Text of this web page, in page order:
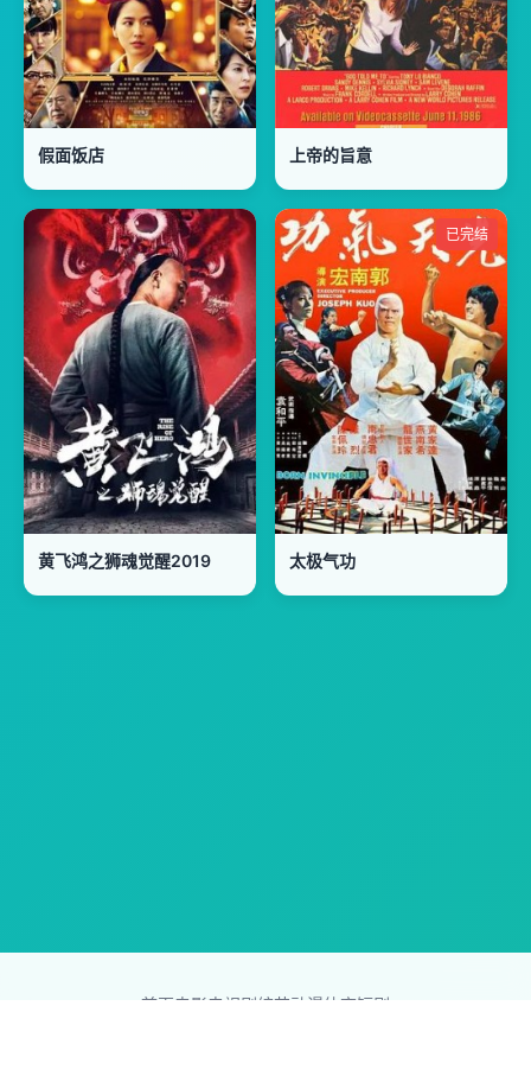
假面饭店 上帝的旨意
黄飞鸿之狮魂觉醒2019
已完结
太极气功
首页电影电视剧综艺动漫体育短剧